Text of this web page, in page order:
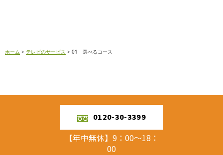
ホーム > テレビのサービス > 01 選べるコース
0120-30-3399
【年中無休】9：00～18：
00